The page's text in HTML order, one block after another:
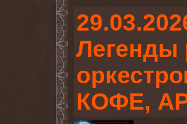
Легенды
КОФЕ,